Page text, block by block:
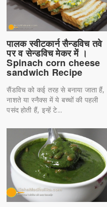
पालक स्वीटकार्न सैन्डविच तवे
पर व सेन्डविच मेकर में ।
Spinach corn cheese
sandwich Recipe
सैंडविच को कई तरह से बनाया जाता हैं,
नाशते या स्नैक्स में ये बच्चों की पहली
पसंद होती हैं, इन्हें टे...